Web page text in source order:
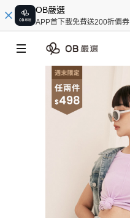
OB嚴選
APP首下載免費送200折價券